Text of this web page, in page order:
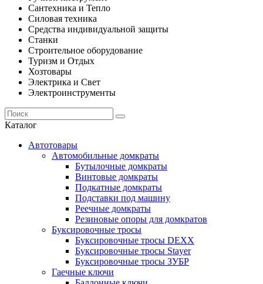
Сантехника и Тепло
Силовая техника
Средства индивидуальной защиты
Станки
Строительное оборудование
Туризм и Отдых
Хозтовары
Электрика и Свет
Электроинструменты
Каталог
Автотовары
Автомобильные домкраты
Бутылочные домкраты
Винтовые домкраты
Подкатные домкраты
Подставки под машину
Реечные домкраты
Резиновые опоры для домкратов
Буксировочные тросы
Буксировочные тросы DEXX
Буксировочные тросы Stayer
Буксировочные тросы ЗУБР
Гаечные ключи